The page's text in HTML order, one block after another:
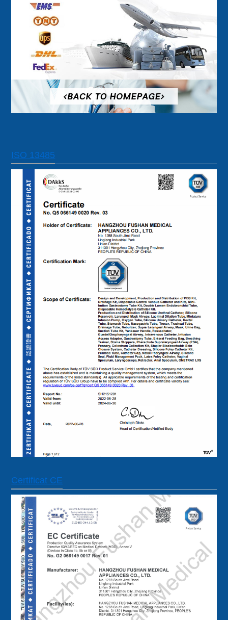
ISO 13485
Certificat CE